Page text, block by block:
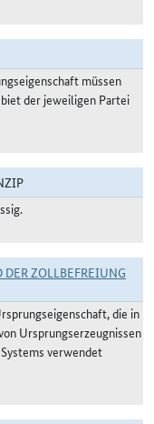
müssen
der jeweiligen Partei
ZOLLBEFREIUNG
die in
Ursprungserzeugnissen
verwendet